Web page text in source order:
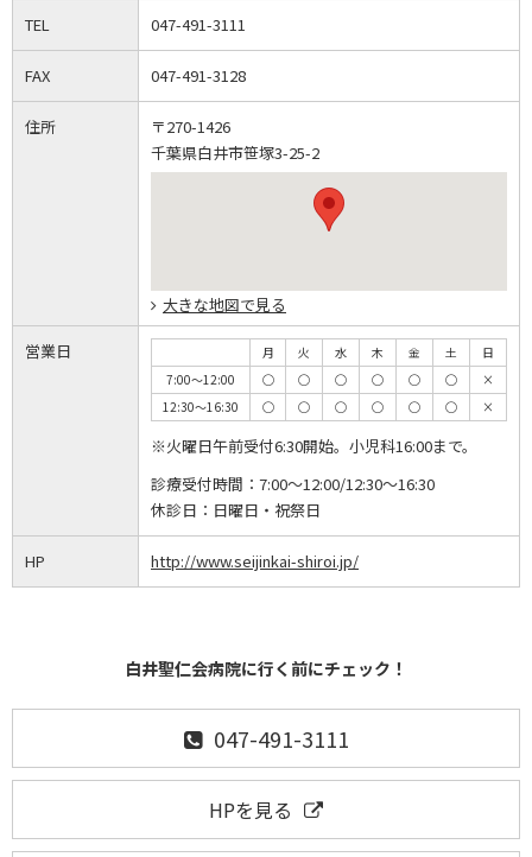
TEL 047-491-3111
FAX 047-491-3128
住所
〒270-1426
千葉県白井市笹塚3-25-2
大きな地図で見る
営業日 月 火 水 木 金 土
日
7:00～12:00
◯ ◯ ◯ ◯ ◯ ◯
×
12:30～16:30
◯ ◯ ◯ ◯ ◯ ◯ ×
※火曜日午前受付6:30開始。小児科16:00まで。
診療受付時間： 7:00～12:00/12:30～16:30
休診日： 日曜日・祝祭日
HP http://www.seijinkai-shiroi.jp/
白井聖仁会病院に行く前にチェック！
047-491-3111
HPを見る